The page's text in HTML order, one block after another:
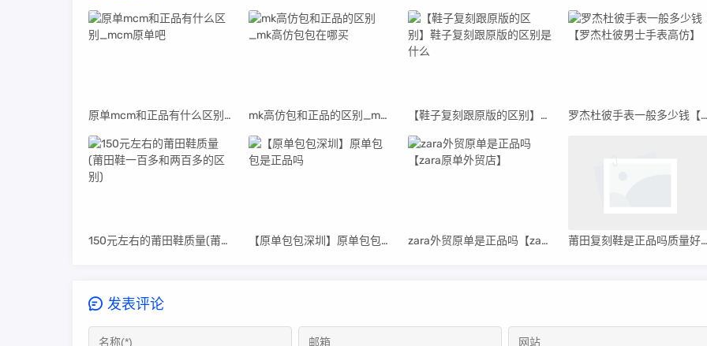
原单mcm和正品有什么区别_mcm原单吧 mk高仿包和正品的区别_mk高仿包包在哪买 【鞋子复刻跟原版的区别】鞋子复刻跟原版的区别是什么 罗杰杜彼手表一般多少钱【罗杰杜彼男士手表高仿】
150元左右的莆田鞋质量(莆田鞋一百多和两百多的区别) 【原单包包深圳】原单包包是正品吗 zara外贸原单是正品吗【zara原单外贸店】 莆田复刻鞋是正品吗质量好吗_莆田安福电商城2815号档口
发表评论